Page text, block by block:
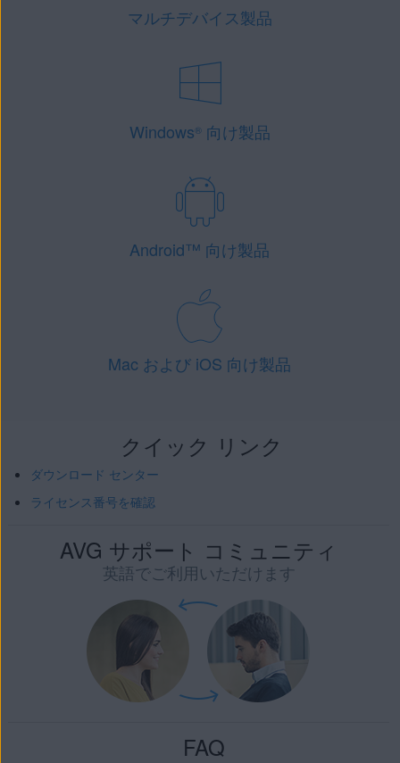
マルチデバイス製品
Windows®向け製品
Android™ 向け製品
Mac および iOS 向け製品
クイック リンク
ダウンロード センター
ライセンス番号を確認
AVG サポート コミュニティ
英語でご利用いただけます
FAQ